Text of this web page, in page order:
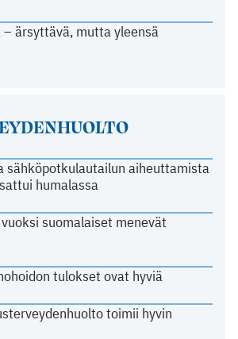
– ärsyttävä, mutta yleensä
sähköpotkulautailun aiheuttamista
humalassa
suomalaiset menevät
tulokset ovat hyviä
toimii hyvin